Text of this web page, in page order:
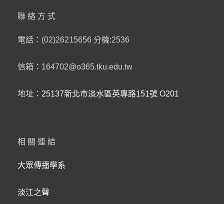
聯絡方式
電話：(02)26215656 分機:2536
信箱：164702@o365.tku.edu.tw
地址： 25137新北市淡水區英專路151號 O201
相關連結
大眾傳播學系
淡江之聲